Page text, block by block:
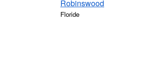
Robinswood
Floride